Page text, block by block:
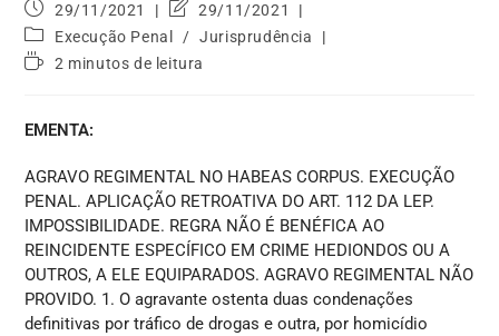
29/11/2021
29/11/2021
Execução Penal
/ Jurisprudência
2 minutos de leitura
EMENTA:
AGRAVO REGIMENTAL NO HABEAS CORPUS. EXECUÇÃO
PENAL. APLICAÇÃO RETROATIVA DO ART. 112 DA LEP.
IMPOSSIBILIDADE. REGRA NÃO É BENÉFICA AO
REINCIDENTE ESPECÍFICO EM CRIME HEDIONDOS OU A
OUTROS, A ELE EQUIPARADOS. AGRAVO REGIMENTAL NÃO
PROVIDO. 1. O agravante ostenta duas condenações
definitivas por tráfico de drogas e outra, por homicídio